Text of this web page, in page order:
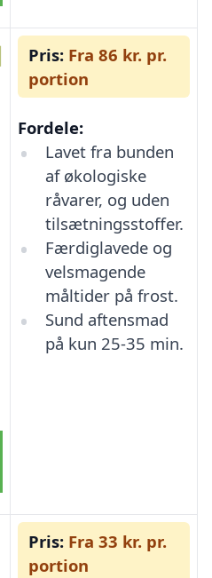
Pris: Fra 86 kr. pr.
portion
Fordele:
Lavet fra bunden
af økologiske
råvarer, og uden
tilsætningsstoffer.
Færdiglavede og
velsmagende
måltider på frost.
Sund aftensmad
på kun 25-35 min.
Pris: Fra 33 kr. pr.
portion